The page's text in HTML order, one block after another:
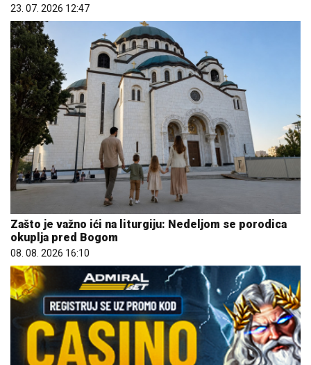
23. 07. 2026 12:47
Zašto je važno ići na liturgiju: Nedeljom se porodica
okuplja pred Bogom
08. 08. 2026 16:10